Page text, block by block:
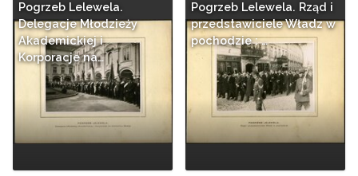
Pogrzeb Lelewela.
Delegacje Młodzieży
Akademickiej i
Korporacje na…
Pogrzeb Lelewela. Rząd i
przedstawiciele Władz w
pochodzie : …